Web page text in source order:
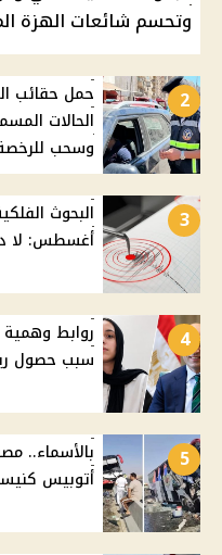
وتحسم شائعات الهزة
2
حمل حقائب
الحالات
وسحب
3
أغسطس: لا
4
روابط
سبب حصول ريم محمد
5
أتوبيس